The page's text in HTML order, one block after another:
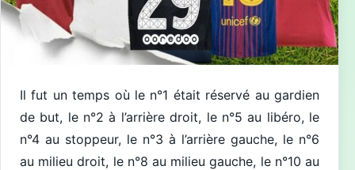
Il fut un temps où le n°1 était réservé au gardien
de but, le n°2 à l’arrière droit, le n°5 au libéro, le
n°4 au stoppeur, le n°3 à l’arrière gauche, le n°6
au milieu droit, le n°8 au milieu gauche, le n°10 au